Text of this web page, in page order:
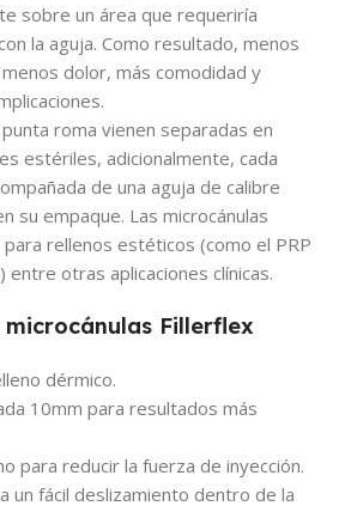
sobre un área que requeriría
la aguja. Como resultado, menos
dolor, más comodidad y
roma vienen separadas en
estériles, adicionalmente, cada
de una aguja de calibre
su empaque. Las microcánulas
rellenos estéticos (como el PRP
entre otras aplicaciones clínicas.
Fillerflex
dérmico.
10mm para resultados más
para reducir la fuerza de inyección.
un fácil deslizamiento dentro de la